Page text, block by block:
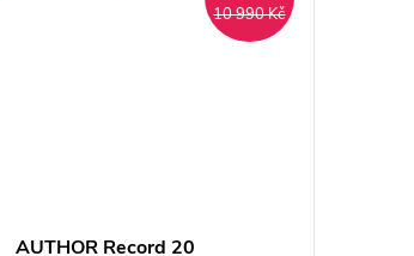
10 990 Kč
AUTHOR Record 20